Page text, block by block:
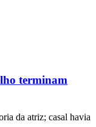
terminam
da atriz; casal havia